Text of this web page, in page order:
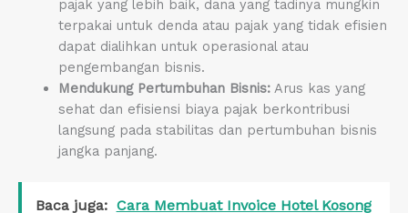
pajak yang lebih baik, dana yang tadinya mungkin
terpakai untuk denda atau pajak yang tidak efisien
dapat dialihkan untuk operasional atau
pengembangan bisnis.
Mendukung Pertumbuhan Bisnis:Arus kas yang
sehat dan efisiensi biaya pajak berkontribusi
langsung pada stabilitas dan pertumbuhan bisnis
jangka panjang.
Baca juga: Cara Membuat Invoice Hotel Kosong